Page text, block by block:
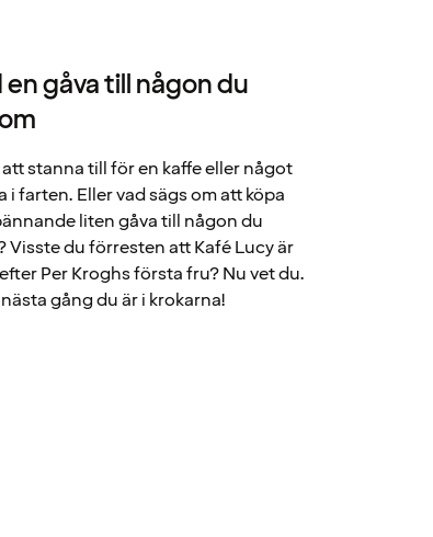
en gåva till någon du
att stanna till för en kaffe eller något
i farten. Eller vad sägs om att köpa
liten gåva till någon du
Visste du förresten att Kafé Lucy är
Per Kroghs första fru? Nu vet du.
gång du är i krokarna!